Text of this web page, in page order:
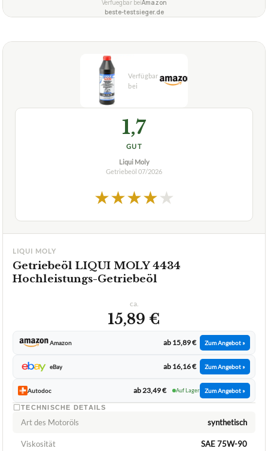
Verfuegbar beiAmazon
beste-testsieger.de
1,7
GUT
Liqui Moly
Getriebeöl 07/2026
★★★★★
LIQUI MOLY
Getriebeöl LIQUI MOLY 4434
Hochleistungs-Getriebeöl
ca.
15,89 €
Amazon ab 15,89 € Zum Angebot »
eBay ab 16,16 € Zum Angebot »
Autodoc ab 23,49 € Auf Lager Zum Angebot »
TECHNISCHE DETAILS
Art des Motoröls synthetisch
Viskosität SAE 75W-90